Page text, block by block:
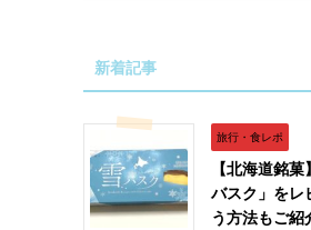
新着記事
旅行・食レポ
【北海道銘
バスク」をレ
う方法もご紹